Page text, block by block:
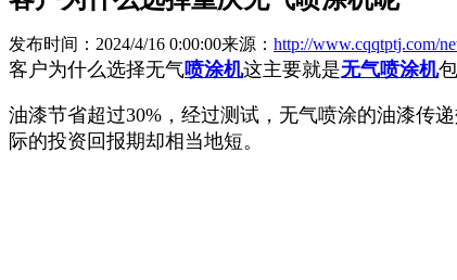
发布时间：2024/4/16 0:00:00来源： http://www.cqqtptj.com/
客户为什么选择无气喷涂机这主要就是无气喷涂机
油漆节省超过30%，经过测试，无气喷涂的油漆传
际的投资回报期却相当地短。